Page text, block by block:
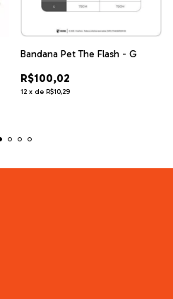
Bandana Pet The Flash - G
R$100,02
12 x de R$10,29